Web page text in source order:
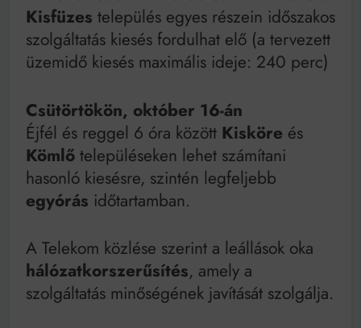
Kisfüzes település egyes részein időszakos
szolgáltatás kiesés fordulhat elő (a tervezett
üzemidő kiesés maximális ideje: 240 perc)
Csütörtökön, október 16-án
Éjfél és reggel 6 óra között Kisköre és
Kömlő településeken lehet számítani
hasonló kiesésre, szintén legfeljebb
egyórás időtartamban.
A Telekom közlése szerint a leállások oka
hálózatkorszerűsítés, amely a
szolgáltatás minőségének javítását szolgálja.